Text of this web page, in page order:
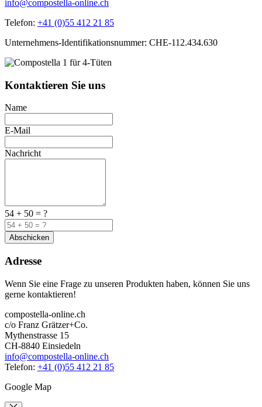
info@compostella-online.ch
Telefon: +41 (0)55 412 21 85
Unternehmens-Identifikationsnummer: CHE-112.434.630
Kontaktieren Sie uns
Name
E-Mail
Nachricht
54 + 50 = ?
Abschicken
Adresse
Wenn Sie eine Frage zu unseren Produkten haben, können Sie uns
gerne kontaktieren!
compostella-online.ch
c/o Franz Grätzer+Co.
Mythenstrasse 15
CH-8840 Einsiedeln
info@compostella-online.ch
Telefon: +41 (0)55 412 21 85
Google Map